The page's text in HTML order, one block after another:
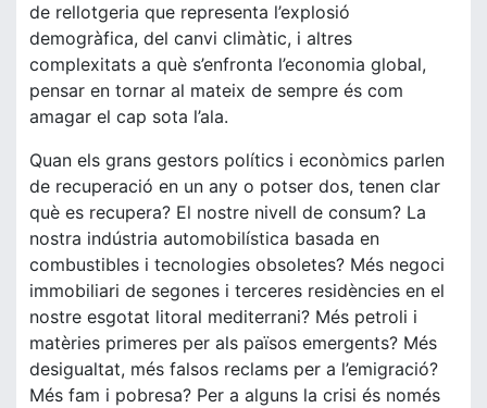
de rellotgeria que representa l’explosió
demogràfica, del canvi climàtic, i altres
complexitats a què s’enfronta l’economia global,
pensar en tornar al mateix de sempre és com
amagar el cap sota l’ala.
Quan els grans gestors polítics i econòmics parlen
de recuperació en un any o potser dos, tenen clar
què es recupera? El nostre nivell de consum? La
nostra indústria automobilística basada en
combustibles i tecnologies obsoletes? Més negoci
immobiliari de segones i terceres residències en el
nostre esgotat litoral mediterrani? Més petroli i
matèries primeres per als països emergents? Més
desigualtat, més falsos reclams per a l’emigració?
Més fam i pobresa? Per a alguns la crisi és només